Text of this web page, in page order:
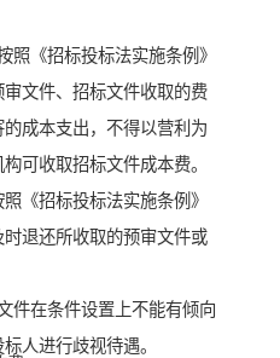
照《招标投标法实施条例》
文件、招标文件收取的费
成本支出，不得以营利为
可收取招标文件成本费。
《招标投标法实施条例》
退还所收取的预审文件或
件在条件设置上不能有倾向
人进行歧视待遇。